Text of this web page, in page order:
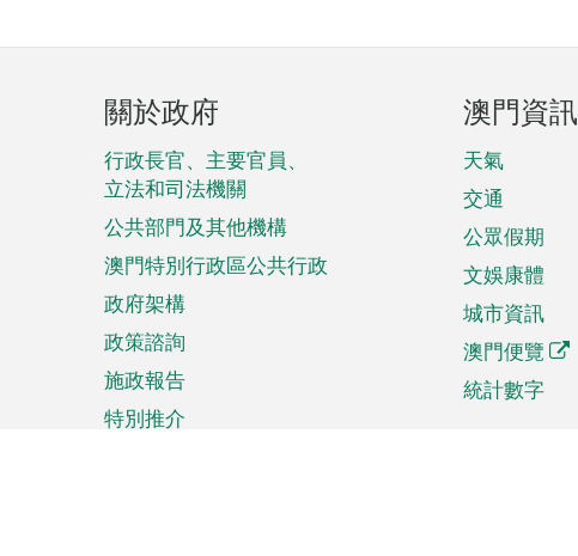
頁
腳
菜
單
關於政府
行政長官、主要官員、
立法和司法機關
公共部門及其他機構
澳門特別行政區公共行政
政府架構
政策諮詢
施政報告
特別推介
澳門資訊
天氣
交通
公眾假期
文娛康體
城市資訊
澳門便覽
統計數字